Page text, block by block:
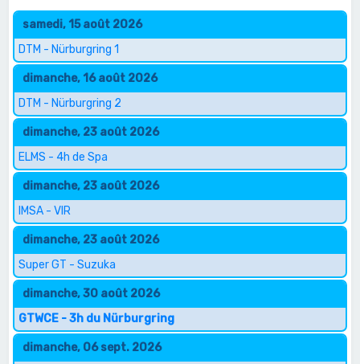
samedi, 15 août 2026
DTM - Nürburgring 1
dimanche, 16 août 2026
DTM - Nürburgring 2
dimanche, 23 août 2026
ELMS - 4h de Spa
dimanche, 23 août 2026
IMSA - VIR
dimanche, 23 août 2026
Super GT - Suzuka
dimanche, 30 août 2026
GTWCE - 3h du Nürburgring
dimanche, 06 sept. 2026